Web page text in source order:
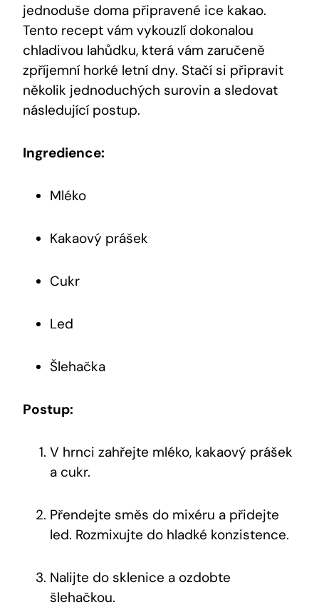
jednoduše doma připravené ice ​kakao.
Tento recept vám vykouzlí dokonalou
chladivou lahůdku, ⁢která vám ​zaručeně
zpříjemní horké ⁣letní dny. Stačí si připravit
‌několik ⁤jednoduchých surovin a sledovat
‍následující postup.
Ingredience:
Mléko
Kakaový⁣ prášek
Cukr
Led
Šlehačka
Postup:
V hrnci zahřejte mléko, kakaový prášek
a cukr.
Přendejte směs do mixéru a přidejte
led. Rozmixujte do⁣ hladké konzistence.
Nalijte do sklenice a ozdobte
šlehačkou.